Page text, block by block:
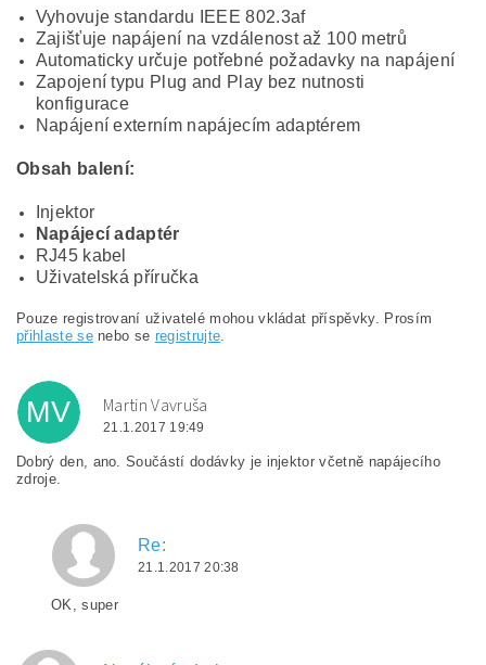
Vyhovuje standardu IEEE 802.3af
Zajišťuje napájení na vzdálenost až 100 metrů
Automaticky určuje potřebné požadavky na napájení
Zapojení typu Plug and Play bez nutnosti
konfigurace
Napájení externím napájecím adaptérem
Obsah balení:
Injektor
Napájecí adaptér
RJ45 kabel
Uživatelská příručka
Pouze registrovaní uživatelé mohou vkládat příspěvky. Prosím
přihlaste senebo se registrujte.
MV Martin Vavruša
21.1.2017 19:49
Dobrý den, ano. Součástí dodávky je injektor včetně napájecího
zdroje.
Re:
21.1.2017 20:38
OK, super